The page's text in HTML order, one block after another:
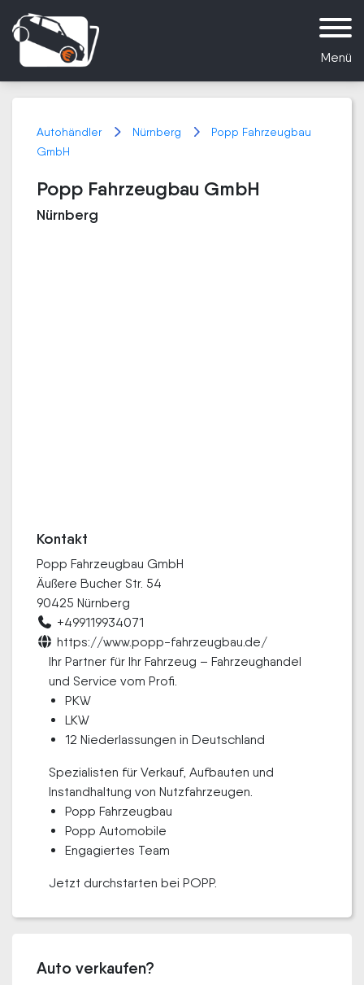
Menü
Autohändler Nürnberg
Popp Fahrzeugbau
GmbH
Popp Fahrzeugbau GmbH
Nürnberg
Kontakt
Popp Fahrzeugbau GmbH
Äußere Bucher Str. 54
90425 Nürnberg
+499119934071
https://www.popp-fahrzeugbau.de/
Ihr Partner für Ihr Fahrzeug – Fahrzeughandel
und Service vom Profi.
PKW
LKW
12 Niederlassungen in Deutschland
Spezialisten für Verkauf, Aufbauten und
Instandhaltung von Nutzfahrzeugen.
Popp Fahrzeugbau
Popp Automobile
Engagiertes Team
Jetzt durchstarten bei POPP.
Auto verkaufen?